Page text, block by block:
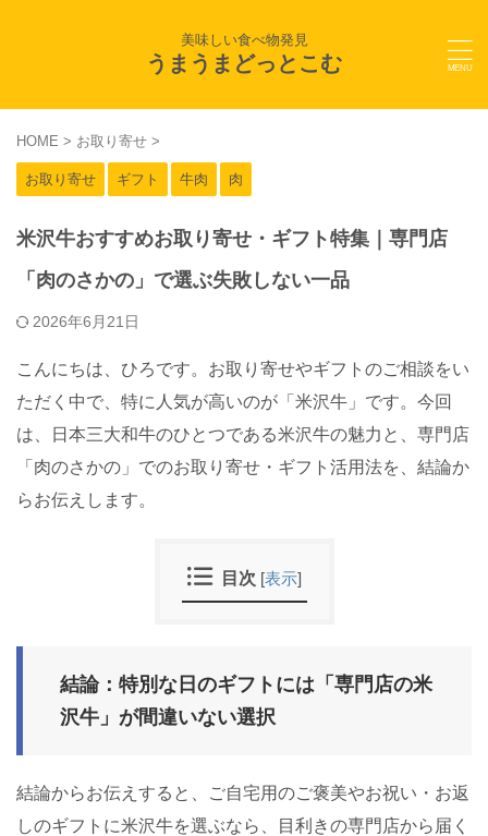
美味しい食べ物発見
うまうまどっとこむ
HOME > お取り寄せ >
お取り寄せ ギフト 牛肉 肉
米沢牛おすすめお取り寄せ・ギフト特集｜専門店
「肉のさかの」で選ぶ失敗しない一品
2026年6月21日
こんにちは、ひろです。お取り寄せやギフトのご相談をい
ただく中で、特に人気が高いのが「米沢牛」です。今回
は、日本三大和牛のひとつである米沢牛の魅力と、専門店
「肉のさかの」でのお取り寄せ・ギフト活用法を、結論か
らお伝えします。
目次 [表示]
結論：特別な日のギフトには「専門店の米
沢牛」が間違いない選択
結論からお伝えすると、ご自宅用のご褒美やお祝い・お返
しのギフトに米沢牛を選ぶなら、目利きの専門店から届く